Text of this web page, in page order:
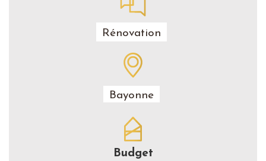
Rénovation
Bayonne
Budget